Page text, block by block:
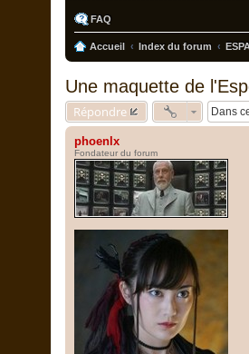
FAQ
Accueil Index du forum
Une maquette de
Répondre
phoenlx
Fondateur du forum